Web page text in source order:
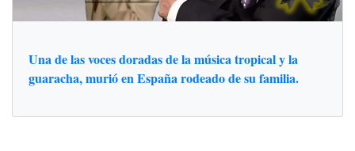
Una de las voces doradas de la música tropical y la
guaracha, murió en España rodeado de su familia.